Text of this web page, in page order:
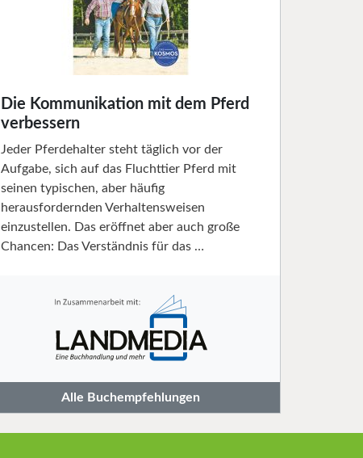
Die Kommunikation mit dem Pferd
verbessern
Jeder Pferdehalter steht täglich vor der
Aufgabe, sich auf das Fluchttier Pferd mit
seinen typischen, aber häufig
herausfordernden Verhaltensweisen
einzustellen. Das eröffnet aber auch große
Chancen: Das Verständnis für das …
Alle Buchempfehlungen